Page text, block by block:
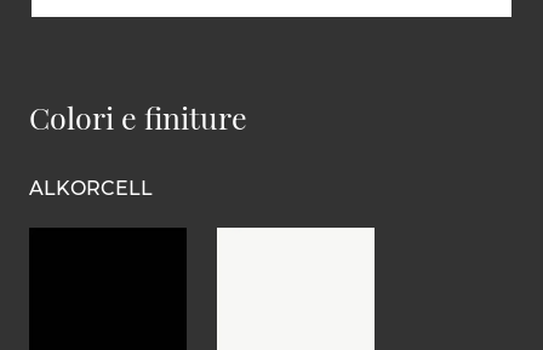
Colori e finiture
ALKORCELL